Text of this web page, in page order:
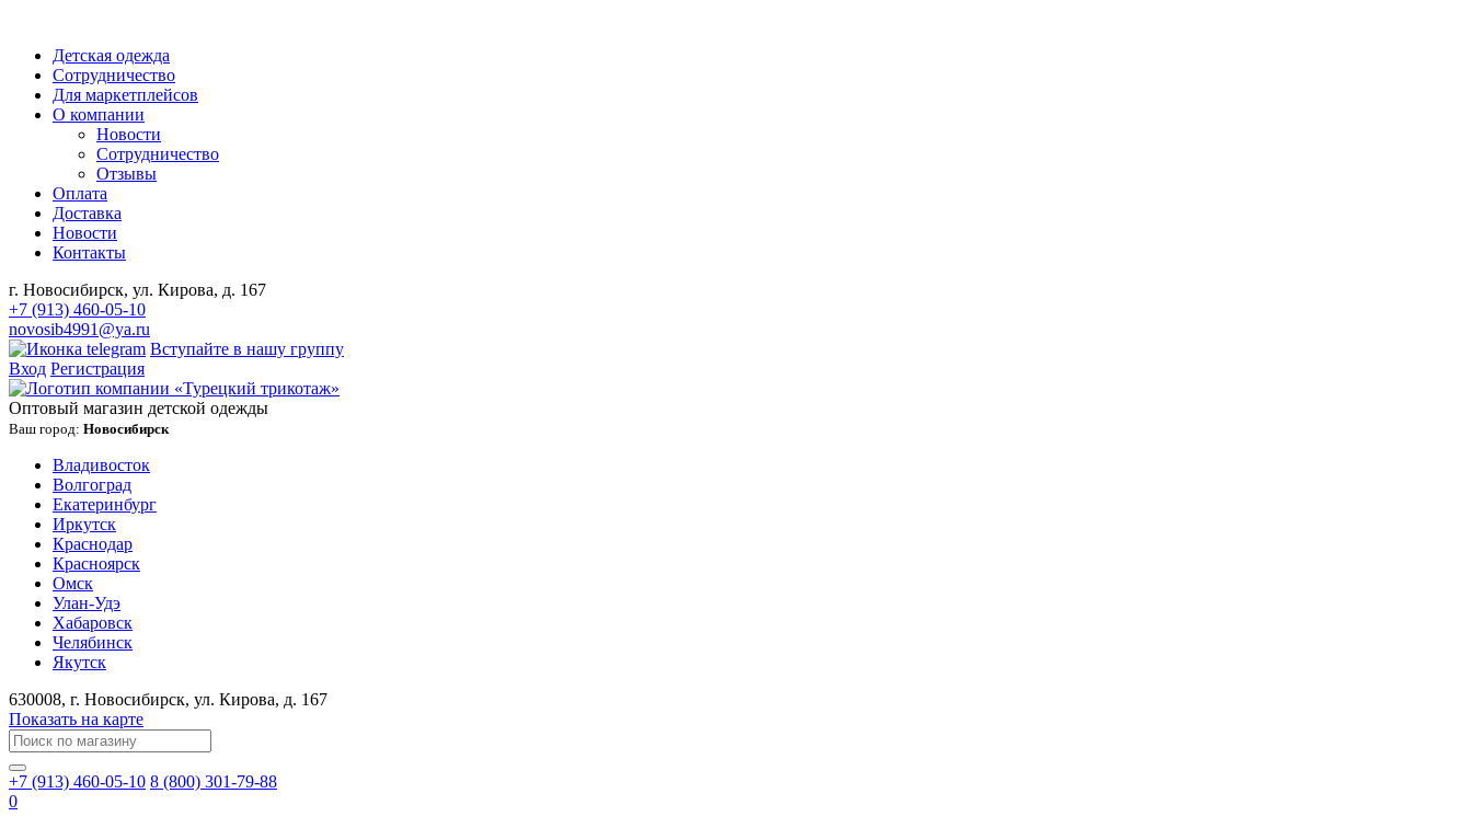
Детская одежда
Сотрудничество
Для маркетплейсов
О компании
Новости
Сотрудничество
Отзывы
Оплата
Доставка
Новости
Контакты
г. Новосибирск, ул. Кирова, д. 167
+7 (913) 460-05-10
novosib4991@ya.ru
Вступайте в нашу группу
Вход Регистрация
Оптовый магазин детской одежды
Ваш город: Новосибирск
Владивосток
Волгоград
Екатеринбург
Иркутск
Краснодар
Красноярск
Омск
Улан-Удэ
Хабаровск
Челябинск
Якутск
630008, г. Новосибирск, ул. Кирова, д. 167
Показать на карте
+7 (913) 460-05-10 8 (800) 301-79-88
0